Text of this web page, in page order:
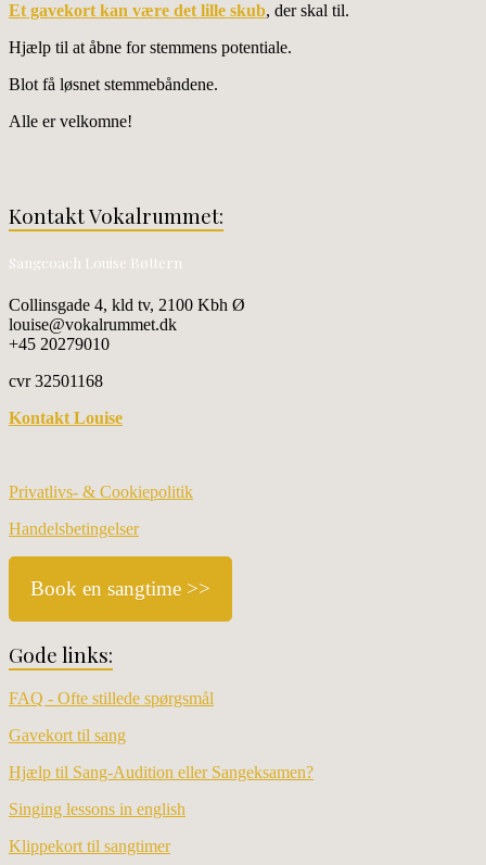
Et gavekort kan være det lille skub, der skal til.
Hjælp til at åbne for stemmens potentiale.
Blot få løsnet stemmebåndene.
Alle er velkomne!
Kontakt Vokalrummet:
Sangcoach Louise Bøttern
Collinsgade 4, kld tv, 2100 Kbh Ø
louise@vokalrummet.dk
+45 20279010
cvr 32501168
Kontakt Louise
Privatlivs- & Cookiepolitik
Handelsbetingelser
Book en sangtime >>
Gode links:
FAQ - Ofte stillede spørgsmål
Gavekort til sang
Hjælp til Sang-Audition eller Sangeksamen?
Singing lessons in english
Klippekort til sangtimer